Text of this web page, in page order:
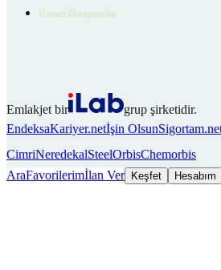
Uzman Danışmanlar
Emlakjet bir
grup şirketidir.
EndeksaKariyer.netİşin Olsun
CimriNeredekalSteelOrbisChemorbis
AraFavorilerimİlan Ver Keşfet Hesabım